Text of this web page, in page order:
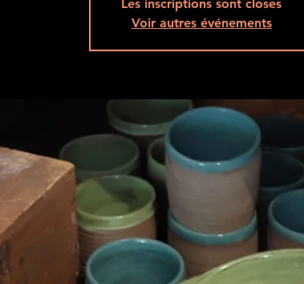
Les inscriptions sont closes
Voir autres événements